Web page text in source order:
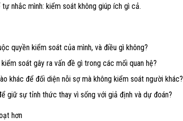
nhắc mình: kiểm soát không giúp ích gì cả.
quyền kiểm soát của mình, và điều gì không?
soát gây ra vấn đề gì trong các mối quan hệ?
khác để đối diện nỗi sợ mà không kiểm soát người khác?
giữ sự tỉnh thức thay vì sống với giả định và dự đoán?
hơn